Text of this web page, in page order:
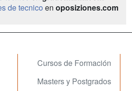
de tecnico en oposiziones.com
Cursos de Formación
Masters y Postgrados